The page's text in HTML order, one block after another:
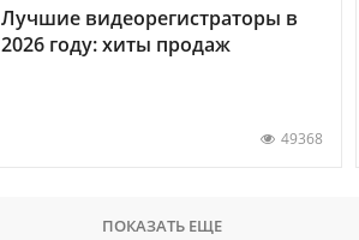
Лучшие видеорегистраторы в
2026 году: хиты продаж
49368
ПОКАЗАТЬ ЕЩЕ